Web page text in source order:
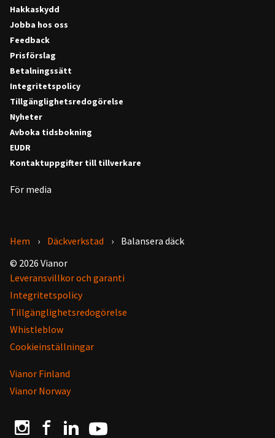
Hakkaskydd
Jobba hos oss
Feedback
Prisförslag
Betalningssätt
Integritetspolicy
Tillgänglighetsredogörelse
Nyheter
Avboka tidsbokning
EUDR
Kontaktuppgifter till tillverkare
För media
Hem Däckverkstad
Balansera däck
© 2026 Vianor
Leveransvillkor och garanti
Integritetspolicy
Tillgänglighetsredogörelse
Whistleblow
Cookieinställningar
Vianor Finland
Vianor Norway